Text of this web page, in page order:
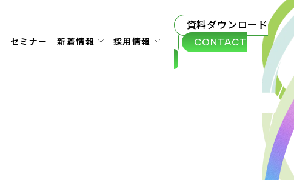
セミナー 新着情報 採用情報
資料ダウンロード
CONTACT